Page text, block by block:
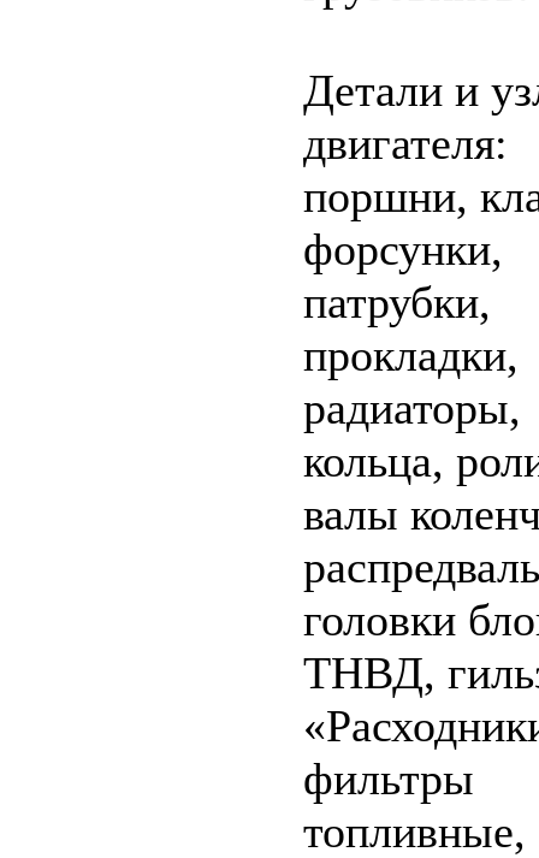
Детали и
двигателя:
поршни,
форсунки,
патрубки,
прокладки,
радиаторы,
кольца,
валы
головки
ТНВД,
фильтры
топливные,